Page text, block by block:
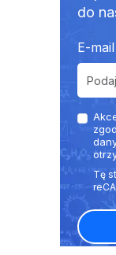
do
E-mail